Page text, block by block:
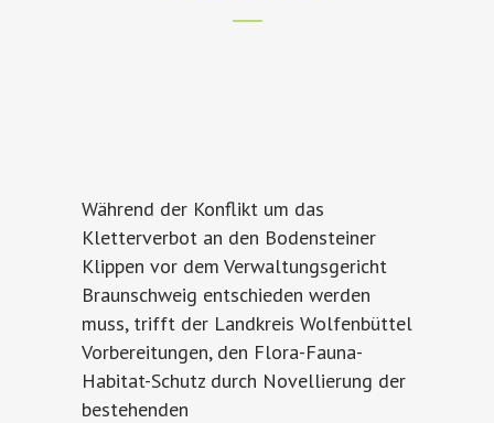
Während der Konflikt um das
Kletterverbot an den Bodensteiner
Klippen vor dem Verwaltungsgericht
Braunschweig entschieden werden
muss, trifft der Landkreis Wolfenbüttel
Vorbereitungen, den Flora-Fauna-
Habitat-Schutz durch Novellierung der
bestehenden